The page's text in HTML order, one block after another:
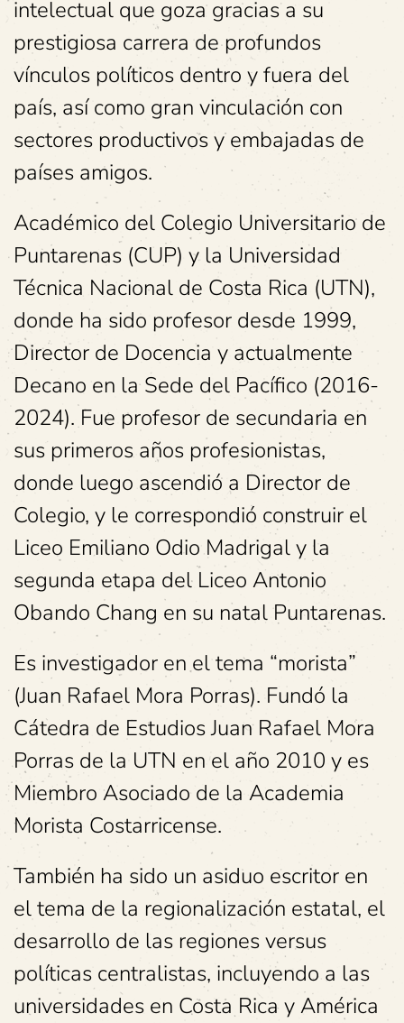
intelectual que goza gracias a su
prestigiosa carrera de profundos
vínculos políticos dentro y fuera del
país, así como gran vinculación con
sectores productivos y embajadas de
países amigos.
Académico del Colegio Universitario de
Puntarenas (CUP) y la Universidad
Técnica Nacional de Costa Rica (UTN),
donde ha sido profesor desde 1999,
Director de Docencia y actualmente
Decano en la Sede del Pacífico (2016-
2024). Fue profesor de secundaria en
sus primeros años profesionistas,
donde luego ascendió a Director de
Colegio, y le correspondió construir el
Liceo Emiliano Odio Madrigal y la
segunda etapa del Liceo Antonio
Obando Chang en su natal Puntarenas.
Es investigador en el tema “morista”
(Juan Rafael Mora Porras). Fundó la
Cátedra de Estudios Juan Rafael Mora
Porras de la UTN en el año 2010 y es
Miembro Asociado de la Academia
Morista Costarricense.
También ha sido un asiduo escritor en
el tema de la regionalización estatal, el
desarrollo de las regiones versus
políticas centralistas, incluyendo a las
universidades en Costa Rica y América